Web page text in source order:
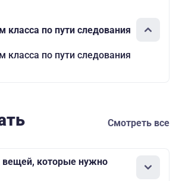
класса по пути следования
класса по пути следования
Смотреть все
вещей, которые нужно